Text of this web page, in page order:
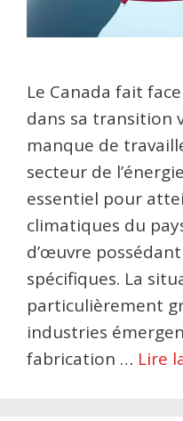
Le Canada fait
dans sa transition
manque de
secteur de
essentiel pour
climatiques du
d’œuvre
spécifiques. La
particulièrement
industries
fabrication … Lire